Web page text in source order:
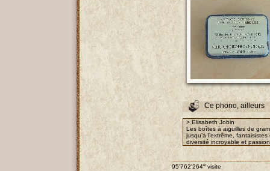
Ce phono, ailleurs
> Elisabeth Jobin
Les boîtes à aiguilles de
jusqu’à l’extrême,
diversité incroyable et
95'762'264e visite